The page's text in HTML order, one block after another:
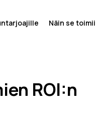
Näin se toimii
ROI:n